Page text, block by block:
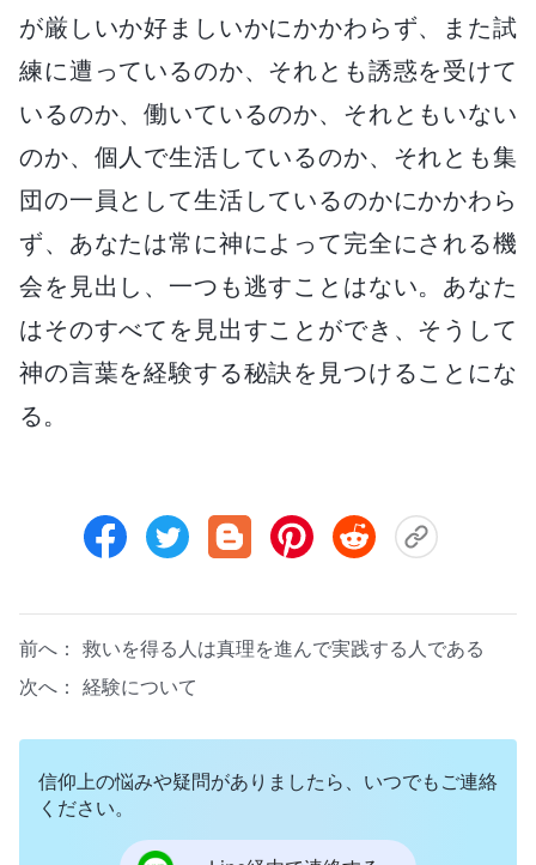
が厳しいか好ましいかにかかわらず、また試
練に遭っているのか、それとも誘惑を受けて
いるのか、働いているのか、それともいない
のか、個人で生活しているのか、それとも集
団の一員として生活しているのかにかかわら
ず、あなたは常に神によって完全にされる機
会を見出し、一つも逃すことはない。あなた
はそのすべてを見出すことができ、そうして
神の言葉を経験する秘訣を見つけることにな
る。
前へ： 救いを得る人は真理を進んで実践する人である
次へ： 経験について
信仰上の悩みや疑問がありましたら、いつでもご連絡
ください。